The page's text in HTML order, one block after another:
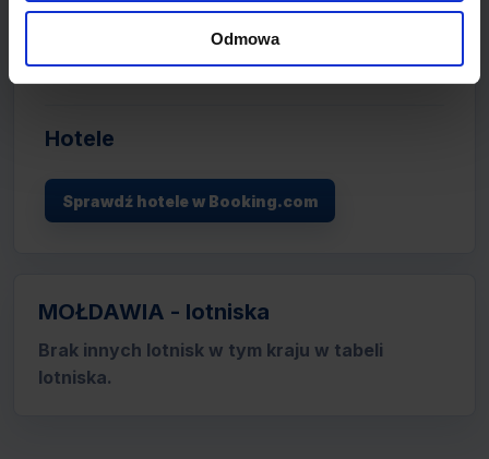
Odmowa
punkcie informacyjnym na lotnisku,
znajdującym się w hali odlotów nieopodal
wejścia do terminala.
Hotele
Sprawdź hotele w Booking.com
MOŁDAWIA - lotniska
Brak innych lotnisk w tym kraju w tabeli
lotniska.